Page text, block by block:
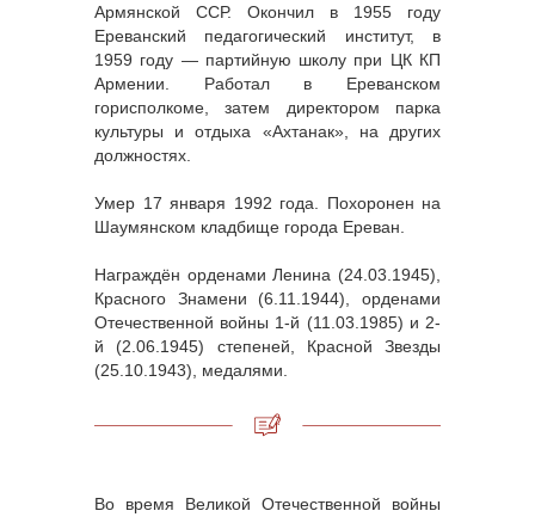
Армянской ССР. Окончил в 1955 году
Ереванский педагогический институт, в
1959 году — партийную школу при ЦК КП
Армении. Работал в Ереванском
горисполкоме, затем директором парка
культуры и отдыха «Ахтанак», на других
должностях.
Умер 17 января 1992 года. Похоронен на
Шаумянском кладбище города Ереван.
Награждён орденами Ленина (24.03.1945),
Красного Знамени (6.11.1944), орденами
Отечественной войны 1-й (11.03.1985) и 2-
й (2.06.1945) степеней, Красной Звезды
(25.10.1943), медалями.
Во время Великой Отечественной войны